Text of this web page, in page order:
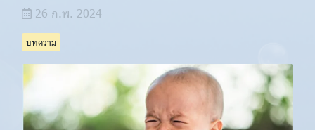
26 ก.พ. 2024
บทความ